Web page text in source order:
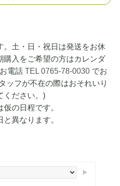
。土・日・祝日は発送をお休
購入をご希望の方はカレンダ
電話 TEL 0765-78-0030でお
ッフが不在の際はおそれいり
ください。)
の日程です。
異なります。